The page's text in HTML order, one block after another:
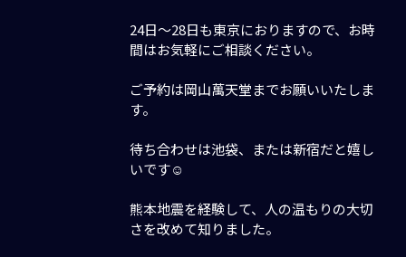
24日〜28日も東京におりますので、お時
間はお気軽にご相談ください。
ご予約は岡山萬天堂までお願いいたしま
す。
待ち合わせは池袋、または新宿だと嬉し
いです☺️
熊本地震を経験して、人の温もりの大切
さを改めて知りました。